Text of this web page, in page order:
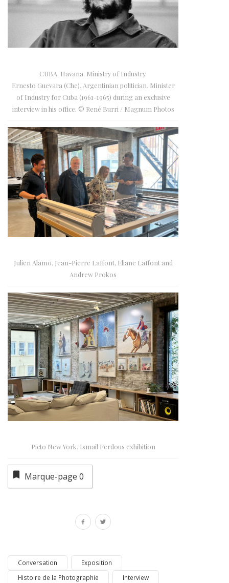
CUBA. Havana. Ministry of Industry.
Ernesto Guevara (Che), Argentinian politician, Minister
of Industry for Cuba (1961-1965) during an exclusive
interview in his office. © René Burri / Magnum Photos
Julien Alamo, Jean-Pierre Laffont, Eliane Laffont and
Andrew Prokos
Picto New York, Ismail Ferdous exhibition
Marque-page 0
Conversation
Exposition
Histoire de la Photographie
Interview